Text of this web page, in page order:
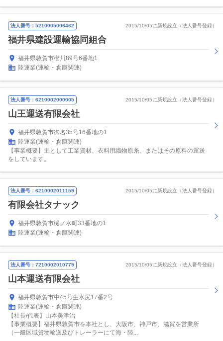
法人番号：5210005006462 2015/10/05に新規設立（法人番号登録）
福井県建設運輸協同組合
福井県敦賀市櫛川89号6番地1
陸運業(運輸・倉庫関連)
法人番号：6210002000005 2015/10/05に新規設立（法人番号登録）
山王運送有限会社
福井県敦賀市御名35号16番地の1
陸運業(運輸・倉庫関連)
【事業概要】主として工業資材、衣料用織物原糸、またはその原料の運送
をしています。
法人番号：6210002011159 2015/10/05に新規設立（法人番号登録）
有限会社タナック
福井県敦賀市樋ノ水町33番地の1
陸運業(運輸・倉庫関連)
法人番号：7210002010779 2015/10/05に新規設立（法人番号登録）
山本運送有限会社
福井県敦賀市中45号生水尻17番2号
陸運業(運輸・倉庫関連)
【社長/代表】山本美津治
【事業概要】福井県敦賀市を本社とし、大阪市、神戸市、滋賀を営業所
（一般区域貨物輸送及びトレーラーにて海・陸...